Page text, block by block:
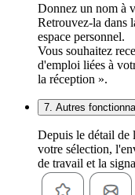
Donnez un nom à
Retrouvez-la dans
espace personnel.
Vous souhaitez
d'emploi liées à
la réception ».
7. Autres
Depuis le détail de
votre sélection,
de travail et la